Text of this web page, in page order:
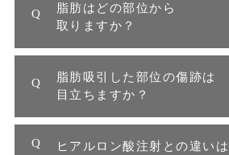
脂肪はどの部位から
取りますか？
脂肪吸引した部位の傷跡は
目立ちますか？
ヒアルロン酸注射との違いは